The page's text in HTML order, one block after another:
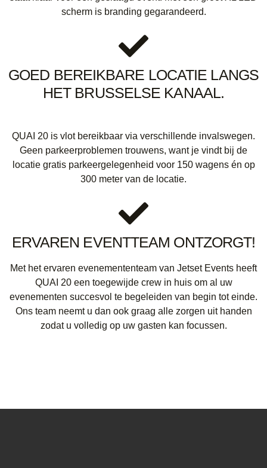
scherm is branding gegarandeerd.
GOED BEREIKBARE LOCATIE LANGS
HET BRUSSELSE KANAAL.
QUAI 20 is vlot bereikbaar via verschillende invalswegen.
Geen parkeerproblemen trouwens, want je vindt bij de
locatie gratis parkeergelegenheid voor 150 wagens én op
300 meter van de locatie.
ERVAREN EVENTTEAM ONTZORGT!
Met het ervaren evenemententeam van Jetset Events heeft
QUAI 20 een toegewijde crew in huis om al uw
evenementen succesvol te begeleiden van begin tot einde.
Ons team neemt u dan ook graag alle zorgen uit handen
zodat u volledig op uw gasten kan focussen.